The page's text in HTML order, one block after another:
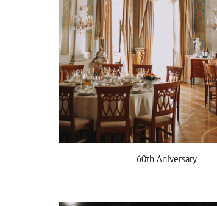
60th Aniversary